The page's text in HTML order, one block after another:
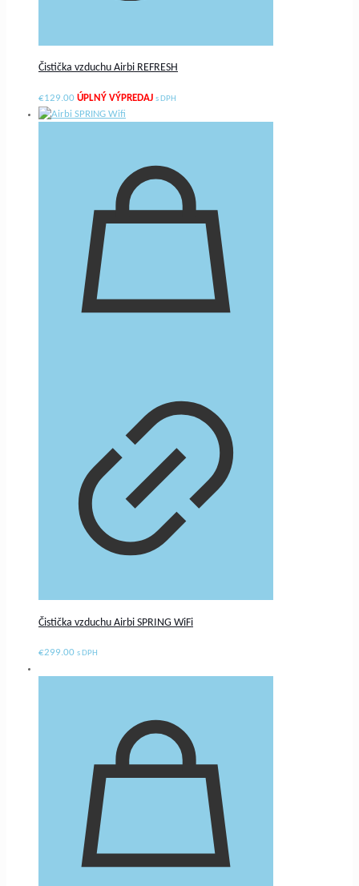
Čistička vzduchu Airbi REFRESH
€129.00 s DPH
Čistička vzduchu Airbi SPRING WiFi
€299.00 s DPH